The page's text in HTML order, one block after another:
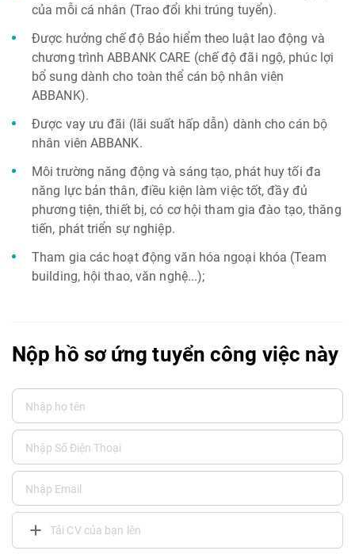
của mỗi cá nhân (Trao đổi khi trúng tuyển).
Được hưởng chế độ Bảo hiểm theo luật lao động và
chương trình ABBANK CARE (chế độ đãi ngộ, phúc lợi
bổ sung dành cho toàn thể cán bộ nhân viên
ABBANK).
Được vay ưu đãi (lãi suất hấp dẫn) dành cho cán bộ
nhân viên ABBANK.
Môi trường năng động và sáng tạo, phát huy tối đa
năng lực bản thân, điều kiện làm việc tốt, đầy đủ
phương tiện, thiết bị, có cơ hội tham gia đào tạo, thăng
tiến, phát triển sự nghiệp.
Tham gia các hoạt động văn hóa ngoại khóa (Team
building, hội thao, văn nghệ...);
Nộp hồ sơ ứng tuyển công việc này
Tải CV của bạn lên